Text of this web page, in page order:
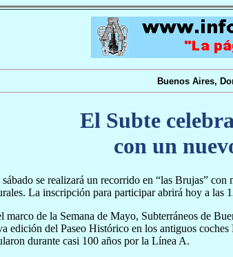
Buenos Aires,
El Subte
con un
sábado se realizará un recorrido en “las Brujas”
La inscripción para participar abrirá hoy a las
marco de la Semana de Mayo, Subterráneos de
edición del Paseo Histórico en los antiguos
durante casi 100 años por la Línea A.